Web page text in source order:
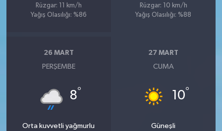
Rüzgar: 11 km/h
Yağış Olasılığı: %86
Rüzgar: 10 km/h
Yağış Olasılığı: %88
26 MART
PERŞEMBE
8°
Orta kuvvetli yağmurlu
27 MART
CUMA
10°
Güneşli